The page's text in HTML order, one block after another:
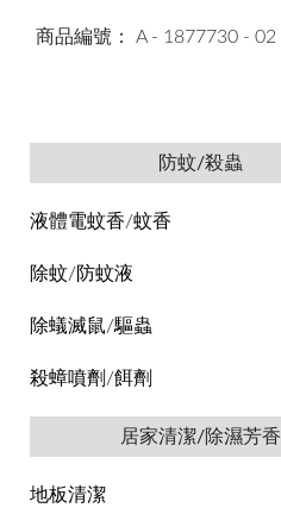
商品編號： A - 1877730 - 02
防蚊/殺蟲
液體電蚊香/蚊香
除蚊/防蚊液
除蟻滅鼠/驅蟲
殺蟑噴劑/餌劑
居家清潔/除濕芳香
地板清潔